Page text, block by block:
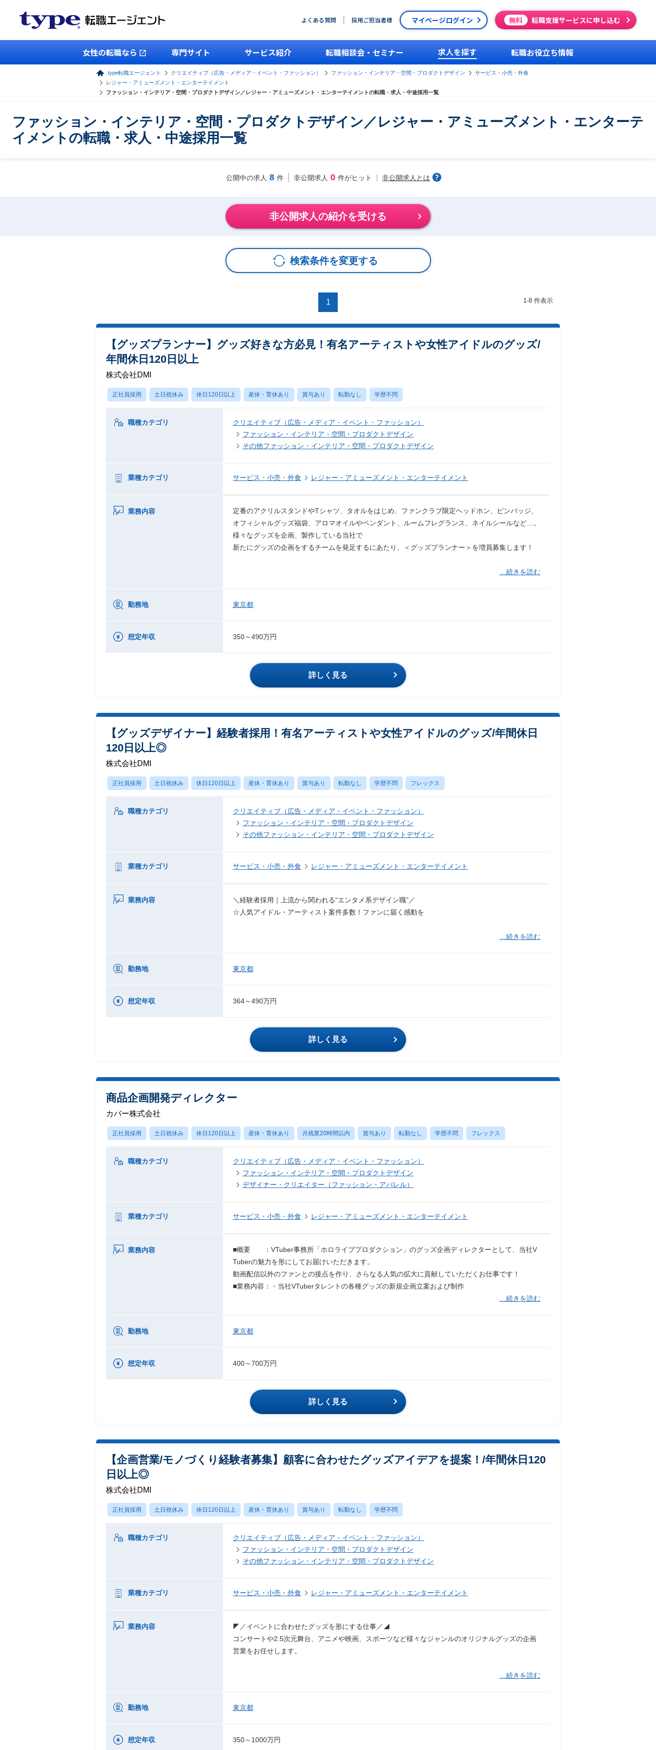
よくある質問 採用ご担当者様 マイページログイン 無料 転職支援サービスに申し込む
女性の転職なら 専門サイト サービス紹介 転職相談会・セミナー 求人を探す 転職お役立ち情報
type転職エージェント クリエイティブ（広告・メディア・イベント・ファッション） ファッション・インテリア・空間・プロダクトデザイン
サービス・小売・外食
レジャー・アミューズメント・エンターテイメント
ファッション・インテリア・空間・プロダクトデザイン／レジャー・アミューズメント・エンターテイメントの転職・求人・中途採用一覧
ファッション・インテリア・空間・プロダクトデザイン／レジャー・アミューズメント・エンターテ
イメントの転職・求人・中途採用一覧
公開中の求人 8 件 非公開求人 0 件がヒット 非公開求人とは
非公開求人の紹介を受ける
検索条件を変更する
1 1-8 件表示
【グッズプランナー】グッズ好きな方必見！有名アーティストや女性アイドルのグッズ/
年間休日120日以上
株式会社DMI
正社員採用 土日祝休み 休日120日以上 産休・育休あり 賞与あり 転勤なし 学歴不問
職種カテゴリ
クリエイティブ（広告・メディア・イベント・ファッション）
ファッション・インテリア・空間・プロダクトデザイン
その他ファッション・インテリア・空間・プロダクトデザイン
業種カテゴリ サービス・小売・外食 レジャー・アミューズメント・エンターテイメント
業務内容
定番のアクリルスタンドやTシャツ、タオルをはじめ、ファンクラブ限定ヘッドホン、ピンバッジ、
オフィシャルグッズ福袋、アロマオイルやペンダント、ルームフレグランス、ネイルシールなど…。
様々なグッズを企画、製作している当社で
新たにグッズの企画をするチームを発足するにあたり、＜グッズプランナー＞を増員募集します！
…続きを読む
勤務地 東京都
想定年収 350～490万円
詳しく見る
【グッズデザイナー】経験者採用！有名アーティストや女性アイドルのグッズ/年間休日
120日以上◎
株式会社DMI
正社員採用 土日祝休み 休日120日以上 産休・育休あり 賞与あり 転勤なし 学歴不問 フレックス
職種カテゴリ
クリエイティブ（広告・メディア・イベント・ファッション）
ファッション・インテリア・空間・プロダクトデザイン
その他ファッション・インテリア・空間・プロダクトデザイン
業種カテゴリ サービス・小売・外食 レジャー・アミューズメント・エンターテイメント
業務内容
＼経験者採用｜上流から関われる“エンタメ系デザイン職”／
☆人気アイドル・アーティスト案件多数！ファンに届く感動を
…続きを読む
勤務地 東京都
想定年収 364～490万円
詳しく見る
商品企画開発ディレクター
カバー株式会社
正社員採用 土日祝休み 休日120日以上 産休・育休あり 月残業20時間以内 賞与あり 転勤なし 学歴不問 フレックス
職種カテゴリ
クリエイティブ（広告・メディア・イベント・ファッション）
ファッション・インテリア・空間・プロダクトデザイン
デザイナー・クリエイター（ファッション・アパレル）
業種カテゴリ サービス・小売・外食 レジャー・アミューズメント・エンターテイメント
業務内容
■概要 ：VTuber事務所「ホロライブプロダクション」のグッズ企画ディレクターとして、当社V
Tuberの魅力を形にしてお届けいただきます。
動画配信以外のファンとの接点を作り、さらなる人気の拡大に貢献していただくお仕事です！
■業務内容：・当社VTuberタレントの各種グッズの新規企画立案および制作
…続きを読む
勤務地 東京都
想定年収 400～700万円
詳しく見る
【企画営業/モノづくり経験者募集】顧客に合わせたグッズアイデアを提案！/年間休日120
日以上◎
株式会社DMI
正社員採用 土日祝休み 休日120日以上 産休・育休あり 賞与あり 転勤なし 学歴不問
職種カテゴリ
クリエイティブ（広告・メディア・イベント・ファッション）
ファッション・インテリア・空間・プロダクトデザイン
その他ファッション・インテリア・空間・プロダクトデザイン
業種カテゴリ サービス・小売・外食 レジャー・アミューズメント・エンターテイメント
業務内容
◤／イベントに合わせたグッズを形にする仕事／◢
コンサートや2.5次元舞台、アニメや映画、スポーツなど様々なジャンルのオリジナルグッズの企画
営業をお任せします。
…続きを読む
勤務地 東京都
想定年収 350～1000万円